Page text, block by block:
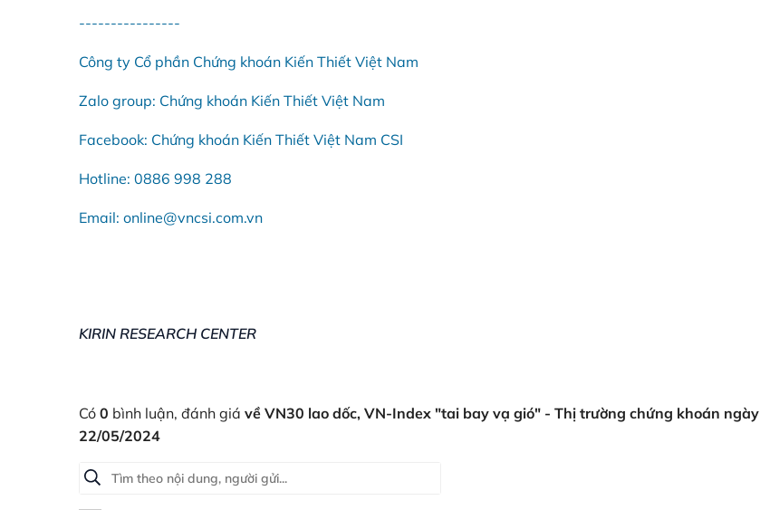
----------------
Công ty Cổ phần Chứng khoán Kiến Thiết Việt Nam
Zalo group: Chứng khoán Kiến Thiết Việt Nam
Facebook: Chứng khoán Kiến Thiết Việt Nam CSI
Hotline: 0886 998 288
Email: online@vncsi.com.vn
KIRIN RESEARCH CENTER
Có 0 bình luận, đánh giá về VN30 lao dốc, VN-Index "tai bay vạ gió" - Thị trường chứng khoán ngày
22/05/2024